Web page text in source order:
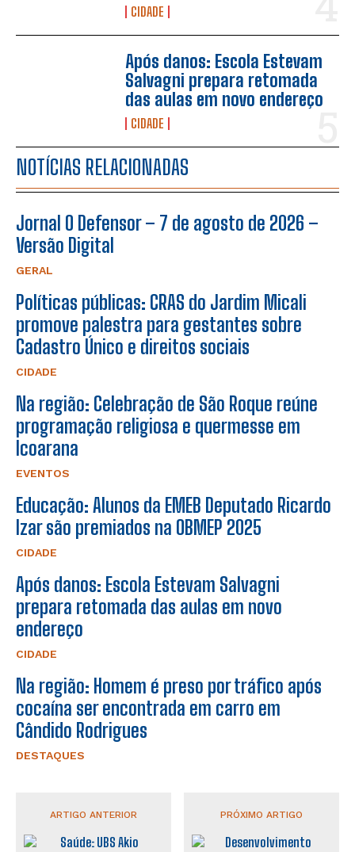
CIDADE
Após danos: Escola Estevam
Salvagni prepara retomada
das aulas em novo endereço
CIDADE
NOTÍCIAS RELACIONADAS
Jornal O Defensor – 7 de agosto de 2026 –
Versão Digital
GERAL
Políticas públicas: CRAS do Jardim Micali
promove palestra para gestantes sobre
Cadastro Único e direitos sociais
CIDADE
Na região: Celebração de São Roque reúne
programação religiosa e quermesse em
Icoarana
EVENTOS
Educação: Alunos da EMEB Deputado Ricardo
Izar são premiados na OBMEP 2025
CIDADE
Após danos: Escola Estevam Salvagni
prepara retomada das aulas em novo
endereço
CIDADE
Na região: Homem é preso por tráfico após
cocaína ser encontrada em carro em
Cândido Rodrigues
DESTAQUES
ARTIGO ANTERIOR PRÓXIMO ARTIGO